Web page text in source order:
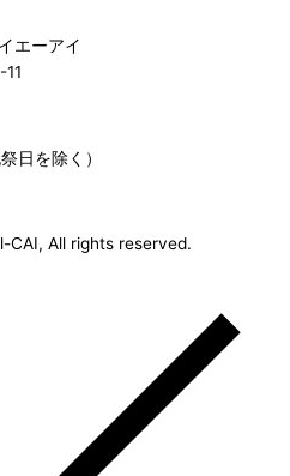
エーアイ
日を除く）
All rights reserved.